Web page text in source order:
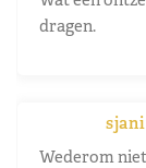
dragen.
Wederom